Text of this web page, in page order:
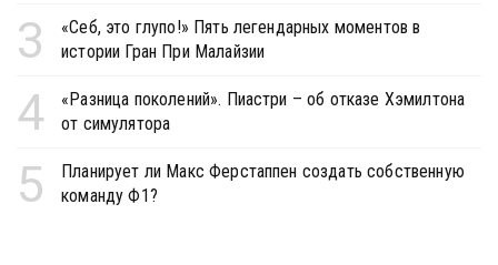
3
«Себ, это глупо!» Пять легендарных моментов в
истории Гран При Малайзии
4
«Разница поколений». Пиастри – об отказе Хэмилтона
от симулятора
5
Планирует ли Макс Ферстаппен создать собственную
команду Ф1?